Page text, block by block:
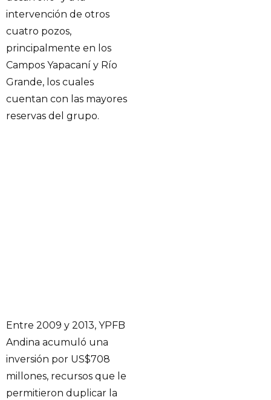
intervención de otros
cuatro pozos,
principalmente en los
Campos Yapacaní y Río
Grande, los cuales
cuentan con las mayores
reservas del grupo.
Entre 2009 y 2013, YPFB
Andina acumuló una
inversión por US$708
millones, recursos que le
permitieron duplicar la